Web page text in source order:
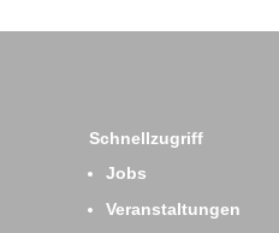
Schnellzugriff
Jobs
Veranstaltungen